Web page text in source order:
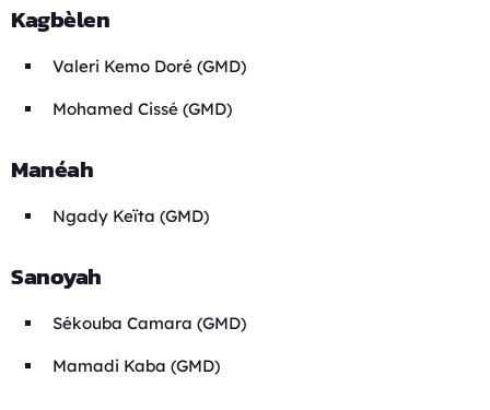
Kagbèlen
Valeri Kemo Doré (GMD)
Mohamed Cissé (GMD)
Manéah
Ngady Keïta (GMD)
Sanoyah
Sékouba Camara (GMD)
Mamadi Kaba (GMD)